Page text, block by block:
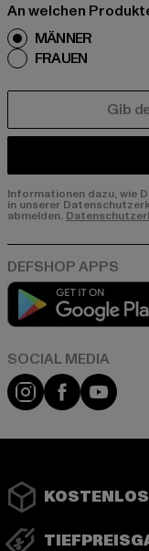
An welchen
MÄNNER
FRAUEN
Informationen dazu, wie
in unserer
abmelden.
Instagram
Facebook